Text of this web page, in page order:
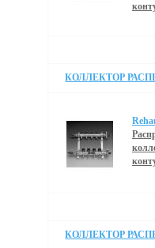
КОЛЛЕКТОР
КОЛЛЕКТОР